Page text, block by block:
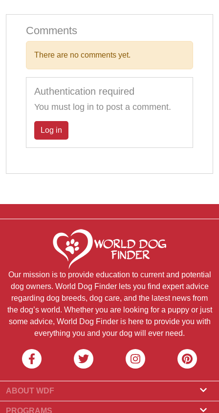
Comments
There are no comments yet.
Authentication required
You must log in to post a comment.
Log in
Our mission is to provide education to current and potential
dog owners. World Dog Finder lets you find expert advice
regarding dog breeds, dog care, and the latest news from
the dog’s world. Whether you are looking for a puppy or just
some advice, World Dog Finder is here to provide you with
everything you and your dog will ever need.
ABOUT WDF
About Us
PROGRAMS